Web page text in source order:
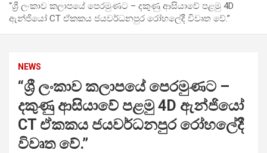
“ශ්‍රී ලංකාව කලාපයේ පෙරමුණට – දකුණු ආසියාවේ පළමු 4D
ඇන්ජියෝ CT ඒකකය ජයවර්ධනපුර රෝහලේදී විවෘත වේ.”
NEWS
“ශ්‍රී ලංකාව කලාපයේ පෙරමුණට –
දකුණු ආසියාවේ පළමු 4D ඇන්ජියෝ
CT ඒකකය ජයවර්ධනපුර රෝහලේදී
විවෘත වේ.”